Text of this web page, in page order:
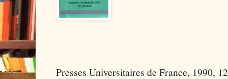
Presses Universitaires de France, 1990,